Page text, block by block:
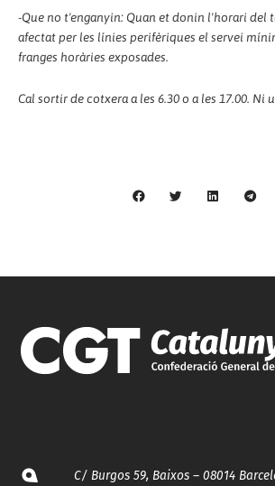
-Que no t'enganyin: Quan et donin l'horari del
afectat per les línies perifèriques el servei
franges horàries exposades.
Cal sortir de cotxera a les 6.30 o a les 17.00. Ni
C/ Burgos 59, Baixos – 08014